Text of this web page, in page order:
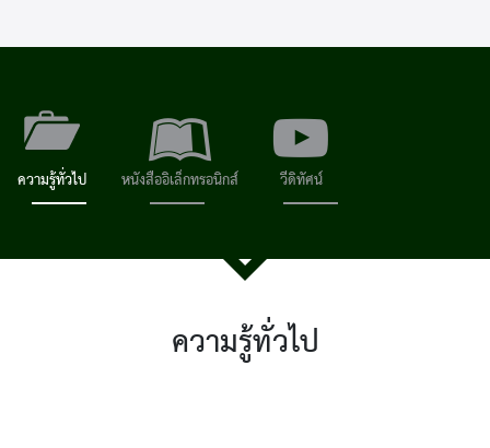
ความรู้ทั่วไป หนังสืออิเล็กทรอนิกส์ วีดิทัศน์
ความรู้ทั่วไป